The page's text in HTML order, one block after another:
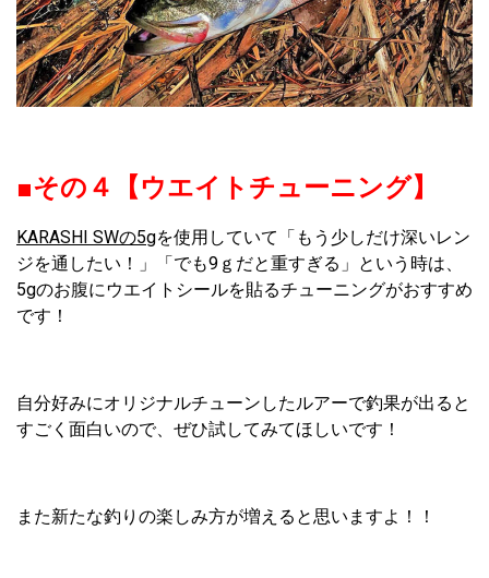
■その４【ウエイトチューニング】
KARASHI SWの5gを使用していて「もう少しだけ深いレン
ジを通したい！」「でも9ｇだと重すぎる」という時は、
5gのお腹にウエイトシールを貼るチューニングがおすすめ
です！
自分好みにオリジナルチューンしたルアーで釣果が出ると
すごく面白いので、ぜひ試してみてほしいです！
また新たな釣りの楽しみ方が増えると思いますよ！！